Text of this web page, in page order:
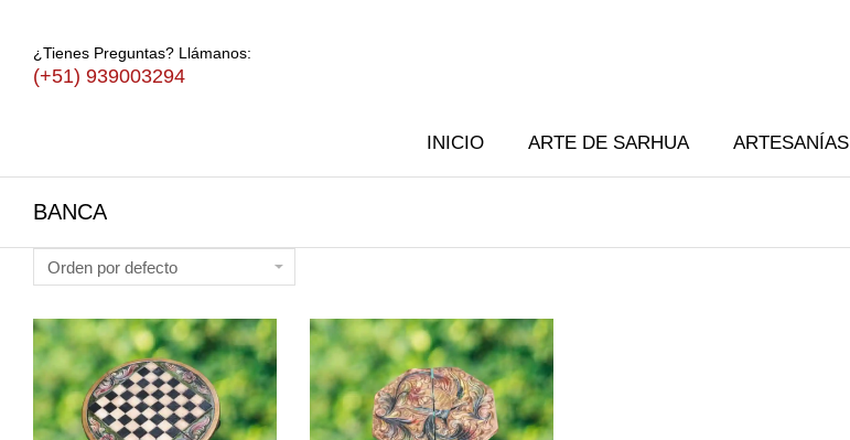
¿Tienes Preguntas? Llámanos:
(+51) 939003294
INICIO ARTE DE SARHUA ARTESANÍAS
BANCA